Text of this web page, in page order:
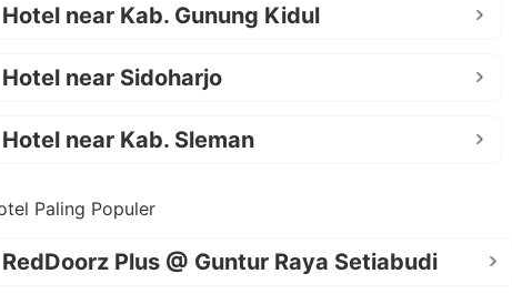
Hotel near Kab. Gunung Kidul
Hotel near Sidoharjo
Hotel near Kab. Sleman
Paling Populer
RedDoorz Plus @ Guntur Raya Setiabudi